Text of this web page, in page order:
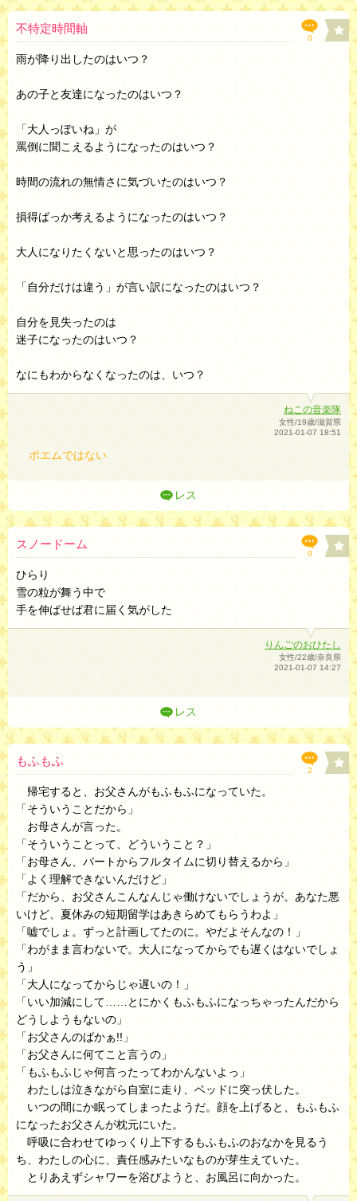
0
不特定時間軸
雨が降り出したのはいつ？
あの子と友達になったのはいつ？
「大人っぽいね」が
罵倒に聞こえるようになったのはいつ？
時間の流れの無情さに気づいたのはいつ？
損得ばっか考えるようになったのはいつ？
大人になりたくないと思ったのはいつ？
「自分だけは違う」が言い訳になったのはいつ？
自分を見失ったのは
迷子になったのはいつ？
なにもわからなくなったのは、いつ？
ねこの音楽隊
女性/19歳/滋賀県
2021-01-07 18:51
ポエムではない
レス
0
スノードーム
ひらり
雪の粒が舞う中で
手を伸ばせば君に届く気がした
りんごのおひたし
女性/22歳/奈良県
2021-01-07 14:27
レス
2
もふもふ
帰宅すると、お父さんがもふもふになっていた。
「そういうことだから」
お母さんが言った。
「そういうことって、どういうこと？」
「お母さん、パートからフルタイムに切り替えるから」
「よく理解できないんだけど」
「だから、お父さんこんなんじゃ働けないでしょうが。あなた悪
いけど、夏休みの短期留学はあきらめてもらうわよ」
「嘘でしょ。ずっと計画してたのに。やだよそんなの！」
「わがまま言わないで。大人になってからでも遅くはないでしょ
う」
「大人になってからじゃ遅いの！」
「いい加減にして……とにかくもふもふになっちゃったんだから
どうしようもないの」
「お父さんのばかぁ!!」
「お父さんに何てこと言うの」
「もふもふじゃ何言ったってわかんないよっ」
わたしは泣きながら自室に走り、ベッドに突っ伏した。
いつの間にか眠ってしまったようだ。顔を上げると、もふもふ
になったお父さんが枕元にいた。
呼吸に合わせてゆっくり上下するもふもふのおなかを見るう
ち、わたしの心に、責任感みたいなものが芽生えていた。
とりあえずシャワーを浴びようと、お風呂に向かった。